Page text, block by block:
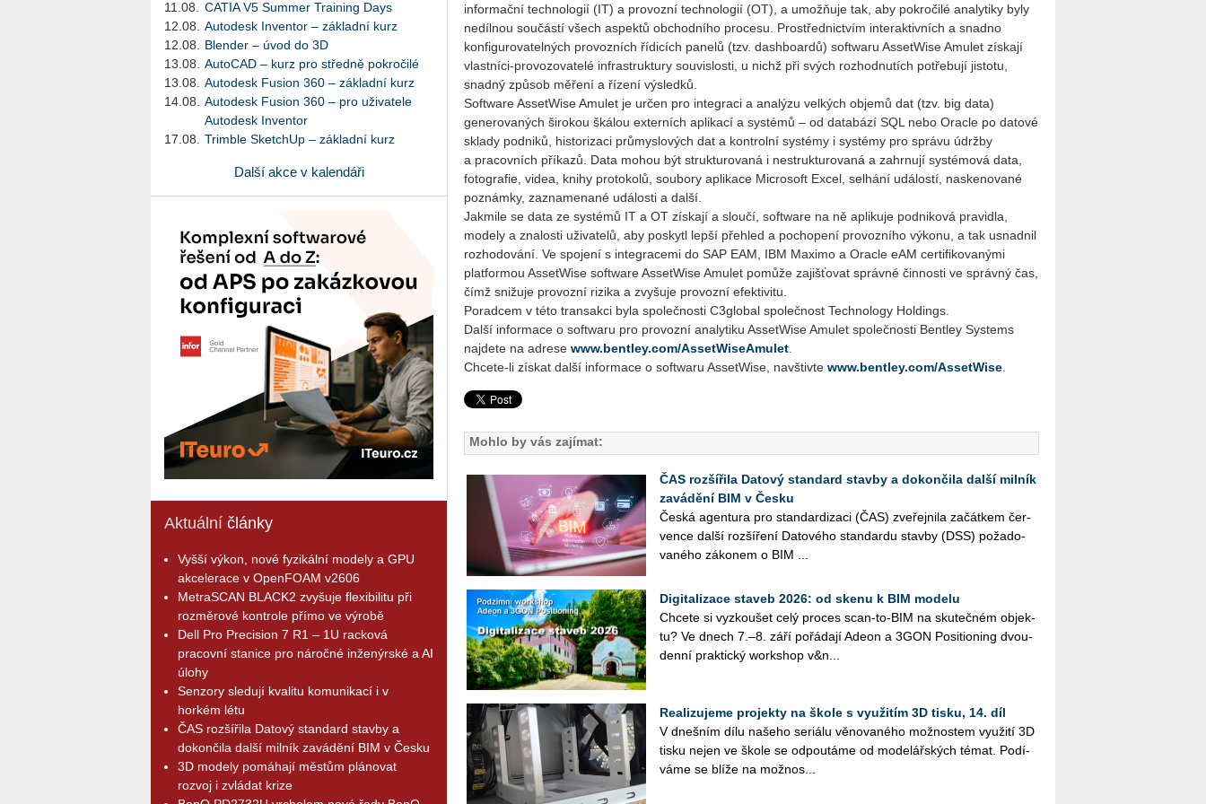
11.08.
CATIA V5 Summer Training Days
12.08.
Autodesk Inventor – základní kurz
12.08.
Blender – úvod do 3D
13.08.
AutoCAD – kurz pro středně pokročilé
13.08.
Autodesk Fusion 360 – základní kurz
14.08.
Autodesk Fusion 360 – pro uživatele
Autodesk Inventor
17.08.
Trimble SketchUp – základní kurz
Další akce v kalendáři
Aktuální články
Vyšší výkon, nové fyzikální modely a GPU
akcelerace v OpenFOAM v2606
MetraSCAN BLACK2 zvyšuje flexibilitu při
rozměrové kontrole přímo ve výrobě
Dell Pro Precision 7 R1 – 1U racková
pracovní stanice pro náročné inženýrské a AI
úlohy
Senzory sledují kvalitu komunikací i v
horkém létu
ČAS rozšířila Datový standard stavby a
dokončila další milník zavádění BIM v Česku
3D modely pomáhají městům plánovat
rozvoj i zvládat krize
informační technologií (IT) a provozní technologií (OT), a umožňuje tak, aby pokročilé analytiky byly
nedílnou součástí všech aspektů obchodního procesu. Prostřednictvím interaktivních a snadno
konfigurovatelných provozních řídicích panelů (tzv. dashboardů) softwaru AssetWise Amulet získají
vlastníci-provozovatelé infrastruktury souvislosti, u nichž při svých rozhodnutích potřebují jistotu,
snadný způsob měření a řízení výsledků.
Software AssetWise Amulet je určen pro integraci a analýzu velkých objemů dat (tzv. big data)
generovaných širokou škálou externích aplikací a systémů – od databází SQL nebo Oracle po datové
sklady podniků, historizaci průmyslových dat a kontrolní systémy i systémy pro správu údržby
a pracovních příkazů. Data mohou být strukturovaná i nestrukturovaná a zahrnují systémová data,
fotografie, videa, knihy protokolů, soubory aplikace Microsoft Excel, selhání událostí, naskenované
poznámky, zaznamenané události a další.
Jakmile se data ze systémů IT a OT získají a sloučí, software na ně aplikuje podniková pravidla,
modely a znalosti uživatelů, aby poskytl lepší přehled a pochopení provozního výkonu, a tak usnadnil
rozhodování. Ve spojení s integracemi do SAP EAM, IBM Maximo a Oracle eAM certifikovanými
platformou AssetWise software AssetWise Amulet pomůže zajišťovat správné činnosti ve správný čas,
čímž snižuje provozní rizika a zvyšuje provozní efektivitu.
Poradcem v této transakci byla společnosti C3global společnost Technology Holdings.
Další informace o softwaru pro provozní analytiku AssetWise Amulet společnosti Bentley Systems
najdete na adrese www.bentley.com/AssetWiseAmulet
Chcete-li získat další informace o softwaru AssetWise, navštivte www.bentley.com/AssetWise
Mohlo by vás zajímat:
ČAS rozšířila Datový standard stavby a dokončila další milník
zavádění BIM v Česku
Česká agen­tu­ra pro stan­dar­di­za­ci (ČAS) zve­řej­ni­la za­čát­kem čer­
ven­ce další roz­ší­ře­ní Da­to­vé­ho stan­dar­du stav­by (DSS) po­ža­do­
va­né­ho zá­ko­nem o BIM ...
Digitalizace staveb 2026: od skenu k BIM modelu
Chce­te si vy­zkou­šet celý pro­ces scan-to-BIM na sku­teč­ném ob­jek­
tu? Ve dnech 7.–8. září po­řá­da­jí Adeon a 3GON Po­si­ti­o­ning dvou­
den­ní prak­tic­ký work­shop v&n...
Realizujeme projekty na škole s využitím 3D tisku, 14. díl
V dneš­ním dílu na­še­ho se­ri­á­lu vě­no­va­né­ho mož­nos­tem vy­u­ži­tí 3D
tisku nejen ve škole se od­pou­tá­me od mo­de­lář­ských témat. Po­dí­
vá­me se blíže na mož­nos­...